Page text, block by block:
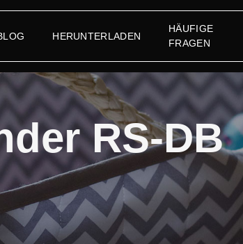
HERUNTERLADEN
HÄUFIGE
FRAGEN
RS-DB